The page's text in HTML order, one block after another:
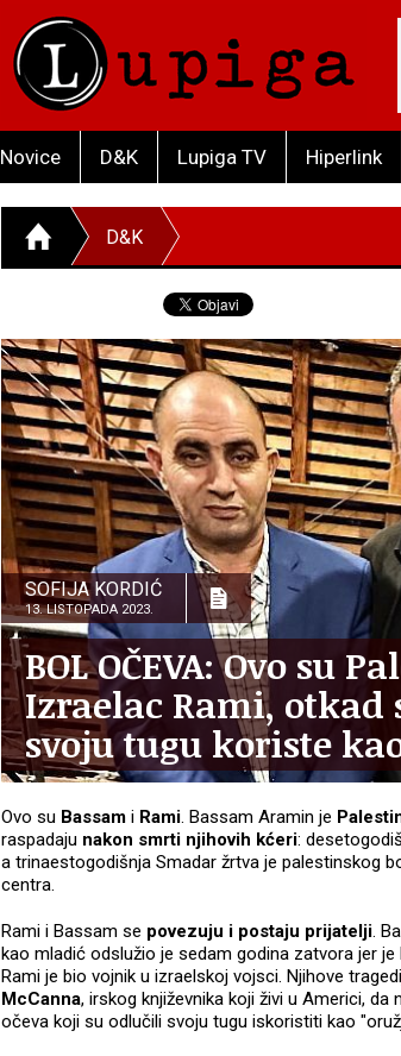
Novice D&K Lupiga TV Hiperlink
D&K
SOFIJA KORDIĆ
13. LISTOPADA 2023.
BOL OČEVA: Ovo su
Izraelac Rami,
svoju tugu koriste
Ovo su Bassam i Rami. Bassam Aramin je
raspadaju nakon smrti njihovih kćeri:
a trinaestogodišnja Smadar žrtva je palestinskog
centra.
Rami i Bassam se povezuju i postaju prijatelji.
kao mladić odslužio je sedam godina zatvora jer
Rami je bio vojnik u izraelskoj vojsci. Njihove
McCanna, irskog književnika koji živi u Americi, da
očeva koji su odlučili svoju tugu iskoristiti kao